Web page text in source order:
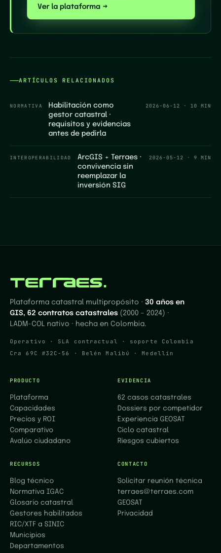
Ver la plataforma →
ARTÍCULOS RELACIONADOS
NORMATIVA
Habilitación como
gestor catastral ·
requisitos y evidencias
antes de pedirla
2026-06-12 · 10 MIN
INTEROPERABILIDAD
ArcGIS + Terraes ·
convivencia sin
reemplazar la
inversión SIG
2026-05-12 · 9 MIN
Plataforma catastral multipropósito · 30 años en
GIS, 62 contratos catastrales (2000 – 2024) ·
LADM-COL nativo · hecha en Colombia.
Operativo · SLA contractual · soporte Colombia
Cra 69C #32C-56 · Belén Malibú · Medellín
PRODUCTO
Plataforma
Capacidades
Precios y ROI
Comparativo
Avalúo ciudadano
EVIDENCIA
62 casos catastrales
Dossiers por competidor
Experiencia GEOSAT
Ciclo catastral
Riesgos cubiertos
RECURSOS
Blog técnico
Normativa IGAC
Glosario catastral
Gestores habilitados
RIC/XTF a SINIC
Municipios
Departamentos
CONTACTO
Solicitar reunión técnica
terraes@terraes.com
GEOSAT
Privacidad